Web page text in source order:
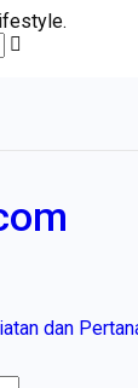
dan